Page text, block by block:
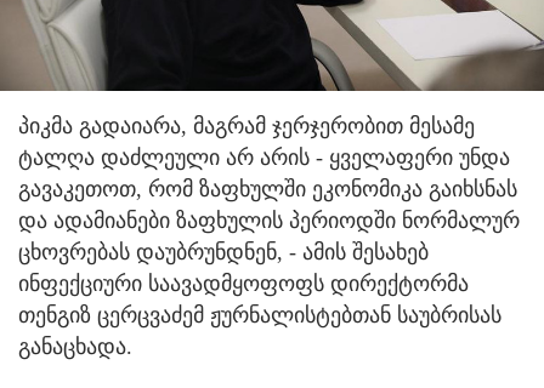
პიკმა გადაიარა, მაგრამ ჯერჯერობით მესამე
ტალღა დაძლეული არ არის - ყველაფერი უნდა
გავაკეთოთ, რომ ზაფხულში ეკონომიკა გაიხსნას
და ადამიანები ზაფხულის პერიოდში ნორმალურ
ცხოვრებას დაუბრუნდნენ, - ამის შესახებ
ინფექციური საავადმყოფოფს დირექტორმა
თენგიზ ცერცვაძემ ჟურნალისტებთან საუბრისას
განაცხადა.